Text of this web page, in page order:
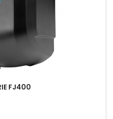
FJ400